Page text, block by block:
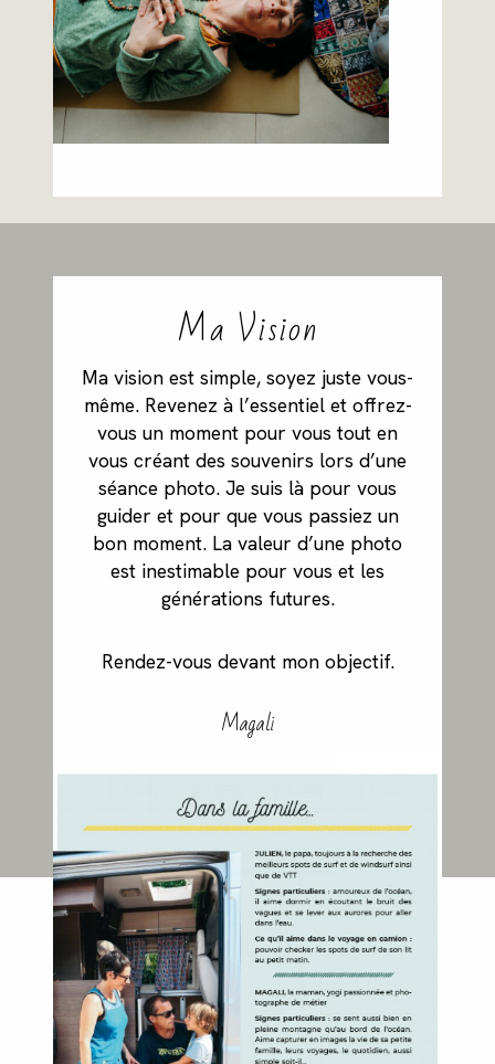
Ma Vision
Ma vision est simple, soyez juste vous-
même. Revenez à l’essentiel et offrez-
vous un moment pour vous tout en
vous créant des souvenirs lors d’une
séance photo. Je suis là pour vous
guider et pour que vous passiez un
bon moment. La valeur d’une photo
est inestimable pour vous et les
générations futures.
Rendez-vous devant mon objectif.
Magali
ME CONTACTER